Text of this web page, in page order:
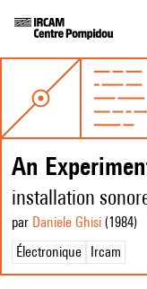
An
installation
par Daniele Ghisi (1984)
Électronique
Ircam